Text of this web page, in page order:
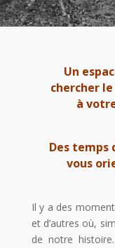
Un
chercher
à
Des temps
vous
Il y a des
et d’autres où,
de notre